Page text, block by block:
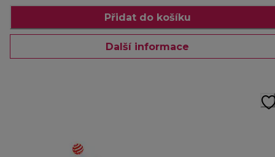
Přidat do košíku
Další informace